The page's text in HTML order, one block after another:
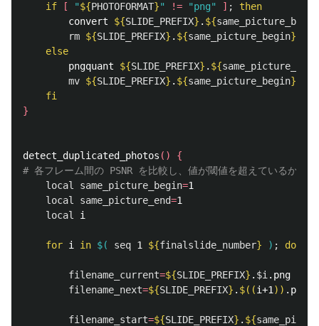
    if
[ "${PHOTOFORMAT}" != "png" ] ;
then
convert ${SLIDE_PREFIX} . ${same_picture_begin
rm ${SLIDE_PREFIX} . ${same_picture_begin}
else
pngquant ${SLIDE_PREFIX} . ${
mv ${SLIDE_PREFIX} . ${same_picture_begin}
fi
}
detect_duplicated_photos ()
{
# 各フレーム間の PSNR を比較し、値が閾値を超えているかど
local same_picture_begin=1
local same_picture_end=1
local i
for i in $( seq 1 ${finalslide_number} ) ; do
filename_current=${SLIDE_PREFIX} . $i .png
filename_next=${SLIDE_PREFIX} . $((i+1 )) .png
filename_start=${SLIDE_PREFIX} . ${